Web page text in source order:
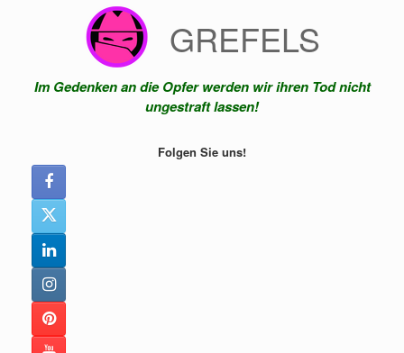
GREFELS
Im Gedenken an die Opfer werden wir ihren Tod nicht
ungestraft lassen!
Folgen Sie uns!